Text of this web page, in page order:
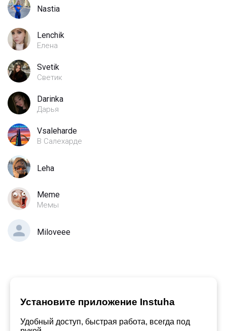
Установите приложение Instuha
Удобный доступ, быстрая работа, всегда под
Nastia
Lenchik
Елена
Svetik
Светик
Darinka
Дарья
Vsaleharde
В Салехарде
Leha
Meme
Мемы
Miloveee